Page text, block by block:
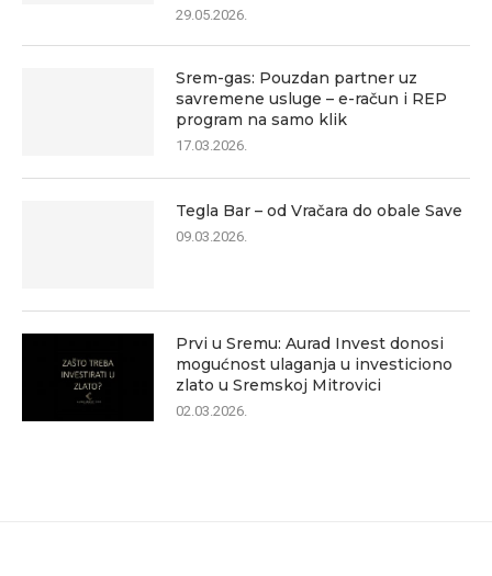
29.05.2026.
Srem-gas: Pouzdan partner uz
savremene usluge – e-račun i REP
program na samo klik
17.03.2026.
Tegla Bar – od Vračara do obale Save
09.03.2026.
Prvi u Sremu: Aurad Invest donosi
mogućnost ulaganja u investiciono
zlato u Sremskoj Mitrovici
02.03.2026.